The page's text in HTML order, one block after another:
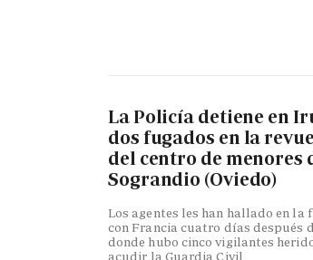
La Policía detiene en
dos fugados en la
del centro de menores
Sograndio (Oviedo)
Los agentes les han hallado en la
con Francia cuatro días después
donde hubo cinco vigilantes
acudir la Guardia Civil